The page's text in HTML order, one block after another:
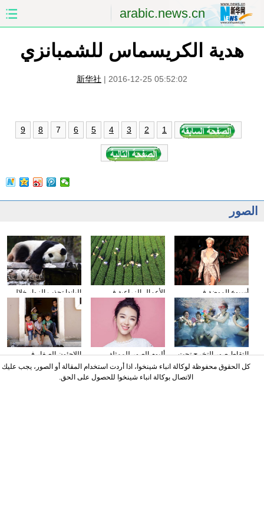
arabic.news.cn
الصفحة الأولى
الشرق الأوسط العالم
العلوم والصحة الثقافة والتعليم
هدية الكريسماس للشمبانزي
新华社 | 2016-12-25 05:52:02
1
2
3
4
5
6
7
8
9
الصور
الباندا تجذب الزوار خلال
عطلة العيد الوطني
الصيني
الأعمال الزراعية في
فصل الخريف
أسبوع الموضة في
نيويورك
اللاجئون الصغار فى
دمشق بسوريا
ألبوم الصور للممثلة
الصينية نينغ شين
التقاط صور التخرج تحت
المياه
كل الحقوق محفوظة لوكالة انباء شينخوا، اذا أردت استخدام المقالة أو الصور، يجب عليك
الاتصال بوكالة انباء شينخوا للحصول على الحق.